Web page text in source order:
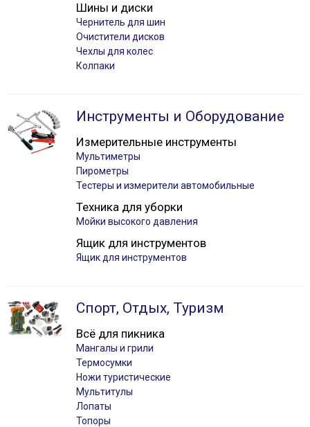
Шины и диски
Чернитель для шин
Очистители дисков
Чехлы для колес
Колпаки
Инструменты и Оборудование
Измерительные инструменты
Мультиметры
Пирометры
Тестеры и измерители автомобильные
Техника для уборки
Мойки высокого давления
Ящик для инструментов
Ящик для инструментов
Спорт, Отдых, Туризм
Всё для пикника
Мангалы и грили
Термосумки
Ножи туристические
Мультитулы
Лопаты
Топоры